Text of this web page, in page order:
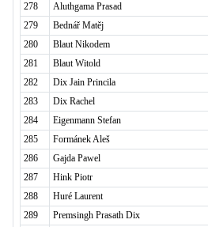
278
Aluthgama Prasad
279
Bednář Matěj
280
Blaut Nikodem
281
Blaut Witold
282
Dix Jain Princila
283
Dix Rachel
284
Eigenmann Stefan
285
Formánek Aleš
286
Gajda Pawel
287
Hink Piotr
288
Huré Laurent
289
Premsingh Prasath Dix